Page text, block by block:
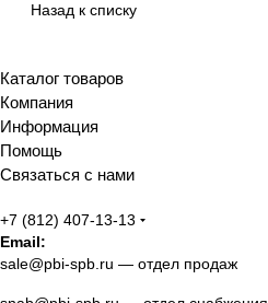
Назад к списку
Каталог товаров
Компания
Информация
Помощь
Связаться с нами
+7 (812) 407-13-13
Email:
sale@pbi-spb.ru — отдел продаж